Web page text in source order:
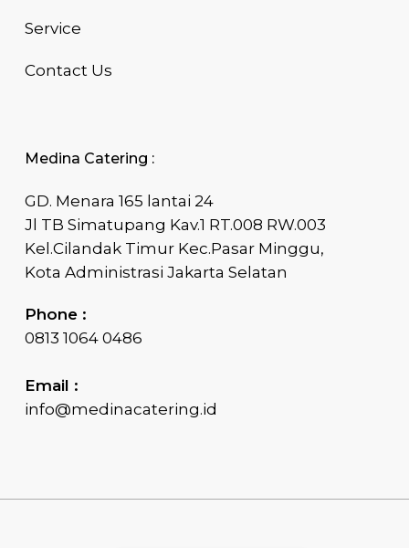
Service
Contact Us
Medina Catering :
GD. Menara 165 lantai 24
Jl TB Simatupang Kav.1 RT.008 RW.003
Kel.Cilandak Timur Kec.Pasar Minggu,
Kota Administrasi Jakarta Selatan
Phone :
0813 1064 0486
Email :
info@medinacatering.id